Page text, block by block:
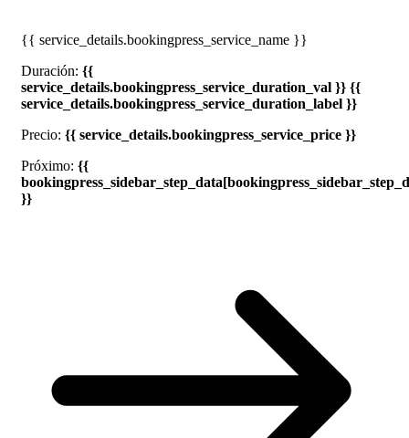
{{ service_details.bookingpress_service_name }}
Duración: {{
service_details.bookingpress_service_duration_val }} {{
service_details.bookingpress_service_duration_label }}
Precio: {{ service_details.bookingpress_service_price }}
Próximo: {{
}}